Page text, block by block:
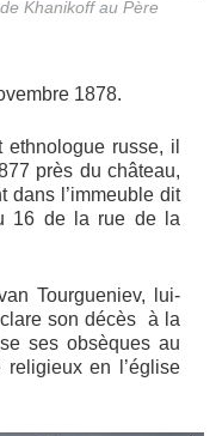
Khanikoff au Père
1878.
russe, il
près du château,
dans l’immeuble dit
16 de la rue de la
Tourgueniev, lui-
son décès à la
ses obsèques au
en l’église